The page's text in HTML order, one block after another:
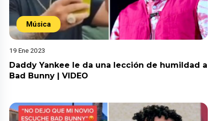
Música
19 Ene 2023
Daddy Yankee le da una lección de humildad a
Bad Bunny | VIDEO